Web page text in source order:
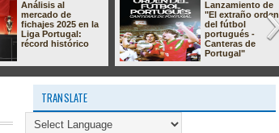
Análisis al
mercado de
fichajes 2025 en la
Liga Portugal:
récord histórico
Lanzamiento de
"El extraño orden
del fútbol
portugués -
Canteras de
Portugal"
TRANSLATE